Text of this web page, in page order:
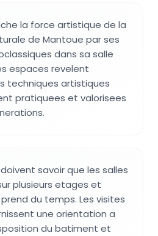
la force artistique de la
de Mantoue par ses
dans sa salle
espaces revelent
techniques artistiques
pratiquees et valorisees
savoir que les salles
plusieurs etages et
du temps. Les visites
une orientation a
du batiment et